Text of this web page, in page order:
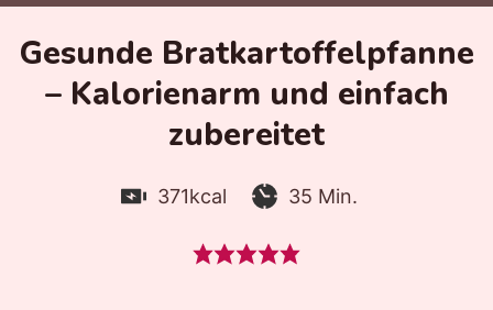
Gesunde Bratkartoffelpfanne
– Kalorienarm und einfach
zubereitet
Kalorien:
371kcal Zubereitungszeit:
35 Minuten
Min.